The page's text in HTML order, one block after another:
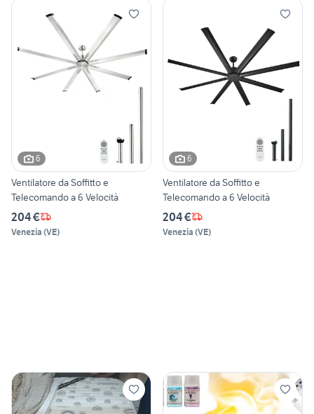
6
Ventilatore da Soffitto e
Telecomando a 6 Velocità
204 €
Venezia (VE)
6
Ventilatore da Soffitto e
Telecomando a 6 Velocità
204 €
Venezia (VE)